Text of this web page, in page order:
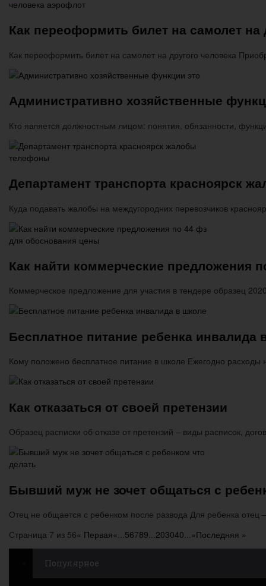
Как переоформить билет на самолет на
Как переоформить билет на самолет на другого человека
Административно хозяйственные
Кто является должностным лицом: понятия, обязанности,
Департамент транспорта красноярск
Куда подавать жалобы на междугородних перевозчиков
Как найти коммерческие предложения
Коммерческое предложение для участия в тендере образец
Бесплатное питание ребенка инвалида
Кому положено бесплатное питание в школе Ежегодно
Как отказаться от своей претензии
Образец расписки об отказе от претензий – виды расписок,
Бывший муж не зочет общаться с
Отец не общается с ребенком после развода Для ребенка
Страница 7 из 56« Первая« 56789 203040 »Последняя »
Популярное